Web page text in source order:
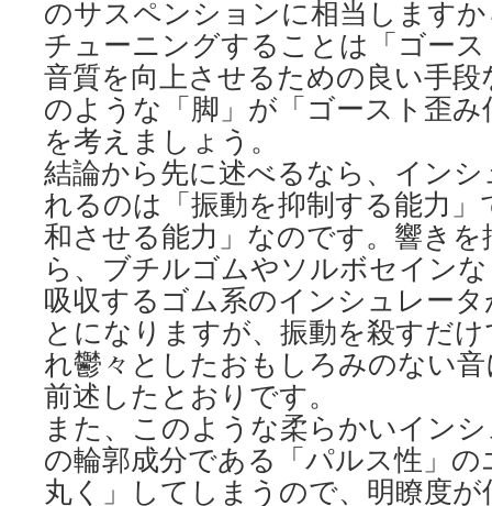
のサスペンションに相当します
チューニングすることは「ゴー
音質を向上させるための良い手
のような「脚」が「ゴースト歪
を考えましょう。
結論から先に述べるなら、イン
れるのは「振動を抑制する能力
和させる能力」なのです。響き
ら、ブチルゴムやソルボセイン
吸収するゴム系のインシュレー
とになりますが、振動を殺すだ
れ鬱々としたおもしろみのない
前述したとおりです。
また、このような柔らかいイン
の輪郭成分である「パルス性」
丸く」してしまうので、明瞭度